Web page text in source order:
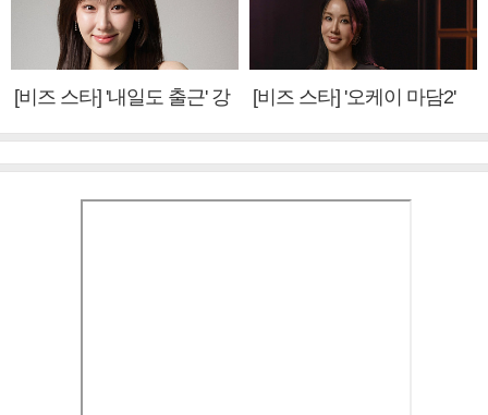
[비즈 스타] '내일도 출근' 강
[비즈 스타] '오케이 마담2'